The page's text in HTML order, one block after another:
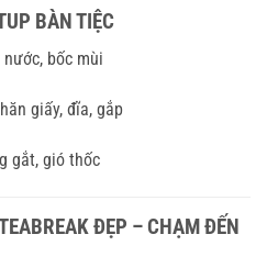
BÀN TIỆC
bốc mùi
giấy, đĩa, gắp
gắt, gió thốc
ĐẸP – CHẠM ĐẾN